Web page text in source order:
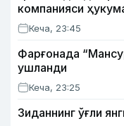
компанияси
Кеча, 23:45
Фарғонада
ушланди
Кеча, 23:25
Зиданнинг ўғли